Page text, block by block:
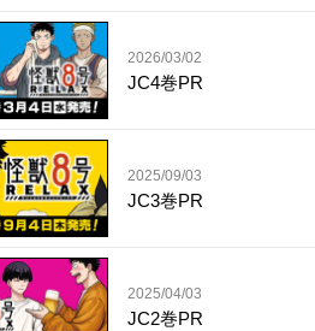
2026/03/02
JC4巻PR
2025/09/03
JC3巻PR
2025/04/03
JC2巻PR